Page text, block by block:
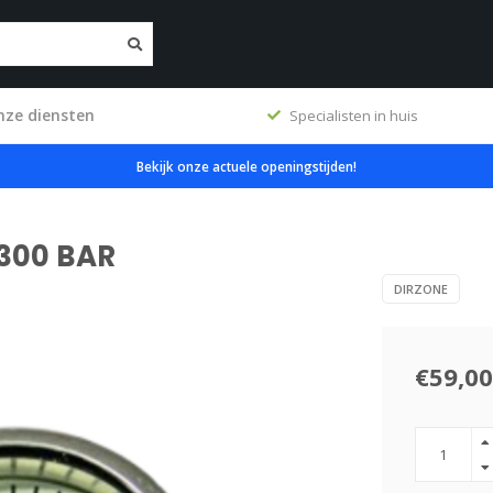
diensten Specialisten in huis
Bekijk onze actuele openingstijden!
BAR
DIRZONE
€59,00